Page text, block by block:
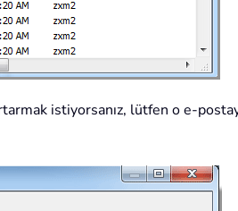
istiyorsanız, lütfen o e-